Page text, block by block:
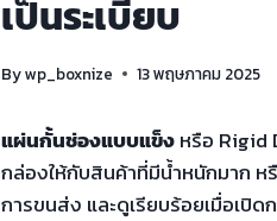
เป็นระเบียบ
Bywp_boxnize 13 พฤษภาคม 2025
แผ่นกั้นช่องแบบแข็งหรือ Rigid
กล่องให้กับสินค้าที่มีน้ำหนักมาก ห
การขนส่ง และดูเรียบร้อยเมื่อเปิด